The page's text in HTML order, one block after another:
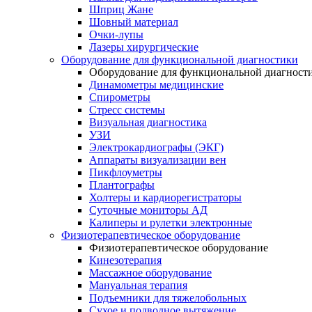
Шприц Жане
Шовный материал
Очки-лупы
Лазеры хирургические
Оборудование для функциональной диагностики
Оборудование для функциональной
Динамометры медицинские
Спирометры
Стресс системы
Визуальная диагностика
УЗИ
Электрокардиографы (ЭКГ)
Аппараты визуализации вен
Пикфлоуметры
Плантографы
Холтеры и кардиорегистраторы
Суточные мониторы АД
Калиперы и рулетки электронные
Физиотерапевтическое оборудование
Физиотерапевтическое оборудование
Кинезотерапия
Массажное оборудование
Мануальная терапия
Подъемники для тяжелобольных